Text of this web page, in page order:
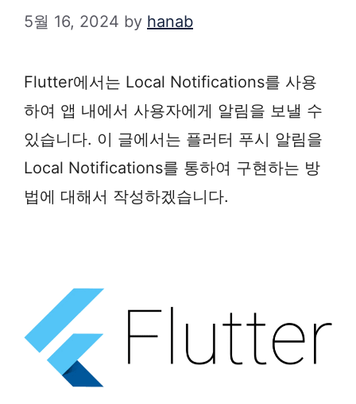
5월 16, 2024 by hanab
Flutter에서는 Local Notifications를 사용
하여 앱 내에서 사용자에게 알림을 보낼 수
있습니다. 이 글에서는 플러터 푸시 알림을
Local Notifications를 통하여 구현하는 방
법에 대해서 작성하겠습니다.